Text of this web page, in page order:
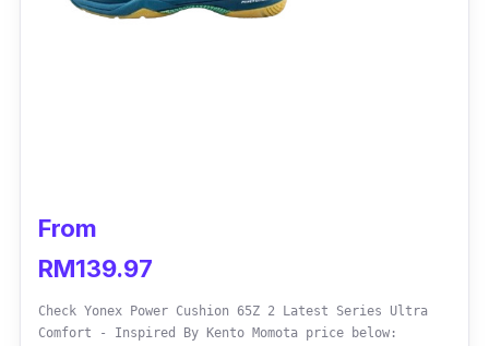
From
RM139.97
Check Yonex Power Cushion 65Z 2 Latest Series Ultra
Comfort - Inspired By Kento Momota price below: